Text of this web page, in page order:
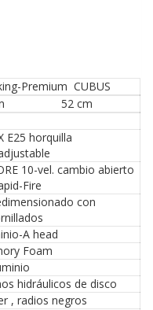
Premium CUBUS
52 cm
E25 horquilla
10-vel. cambio abierto
Fire
con
A head
Foam
hidráulicos de disco
, radios negros